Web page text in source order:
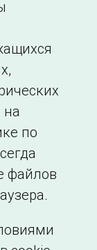
на
по
файлов